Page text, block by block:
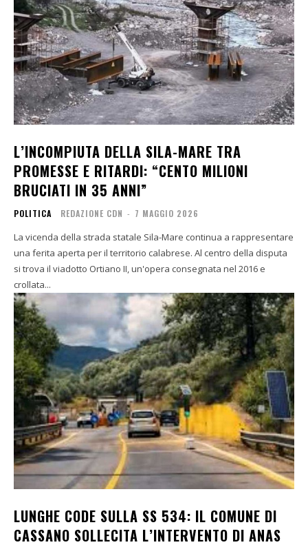
L’INCOMPIUTA DELLA SILA-MARE TRA
PROMESSE E RITARDI: “CENTO MILIONI
BRUCIATI IN 35 ANNI”
POLITICA REDAZIONE CDN - 7 MAGGIO 2026
La vicenda della strada statale Sila-Mare continua a rappresentare
una ferita aperta per il territorio calabrese. Al centro della disputa
si trova il viadotto Ortiano II, un'opera consegnata nel 2016 e
crollata...
LUNGHE CODE SULLA SS 534: IL COMUNE DI
CASSANO SOLLECITA L’INTERVENTO DI ANAS